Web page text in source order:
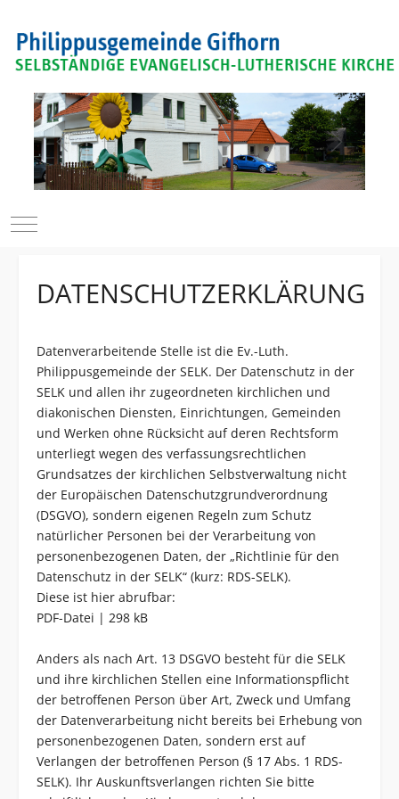
Mobile Menu Toggle
DATENSCHUTZERKLÄRUNG
Datenverarbeitende Stelle ist die Ev.-Luth.
Philippusgemeinde der SELK. Der Datenschutz in der
SELK und allen ihr zugeordneten kirchlichen und
diakonischen Diensten, Einrichtungen, Gemeinden
und Werken ohne Rücksicht auf deren Rechtsform
unterliegt wegen des verfassungsrechtlichen
Grundsatzes der kirchlichen Selbstverwaltung nicht
der Europäischen Datenschutzgrundverordnung
(DSGVO), sondern eigenen Regeln zum Schutz
natürlicher Personen bei der Verarbeitung von
personenbezogenen Daten, der „Richtlinie für den
Datenschutz in der SELK“ (kurz: RDS-SELK).
Diese ist hier abrufbar:
PDF-Datei | 298 kB
Anders als nach Art. 13 DSGVO besteht für die SELK
und ihre kirchlichen Stellen eine Informationspflicht
der betroffenen Person über Art, Zweck und Umfang
der Datenverarbeitung nicht bereits bei Erhebung von
personenbezogenen Daten, sondern erst auf
Verlangen der betroffenen Person (§ 17 Abs. 1 RDS-
SELK). Ihr Auskunftsverlangen richten Sie bitte